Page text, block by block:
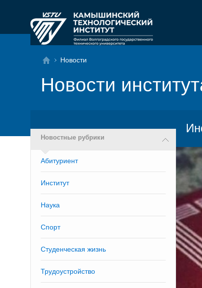
Новости
Новости
Новостные рубрики
Абитуриент
Институт
Наука
Спорт
Студенческая жизнь
Трудоустройство